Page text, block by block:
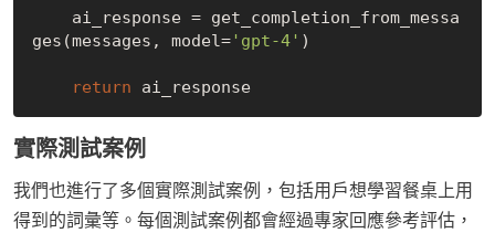
ges(messages, model='gpt-4' )
return ai_response
實際測試案例
我們也進行了多個實際測試案例，包括用戶想學習餐桌上用
得到的詞彙等。每個測試案例都會經過專家回應參考評估，